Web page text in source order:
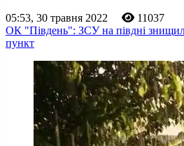
05:53, 30 травня 2022
11037
ОК "Південь": ЗСУ на півдні
пункт